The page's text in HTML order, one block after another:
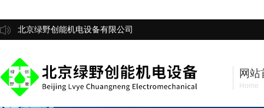
北京绿野创能机电设备有限公司
网站
Home